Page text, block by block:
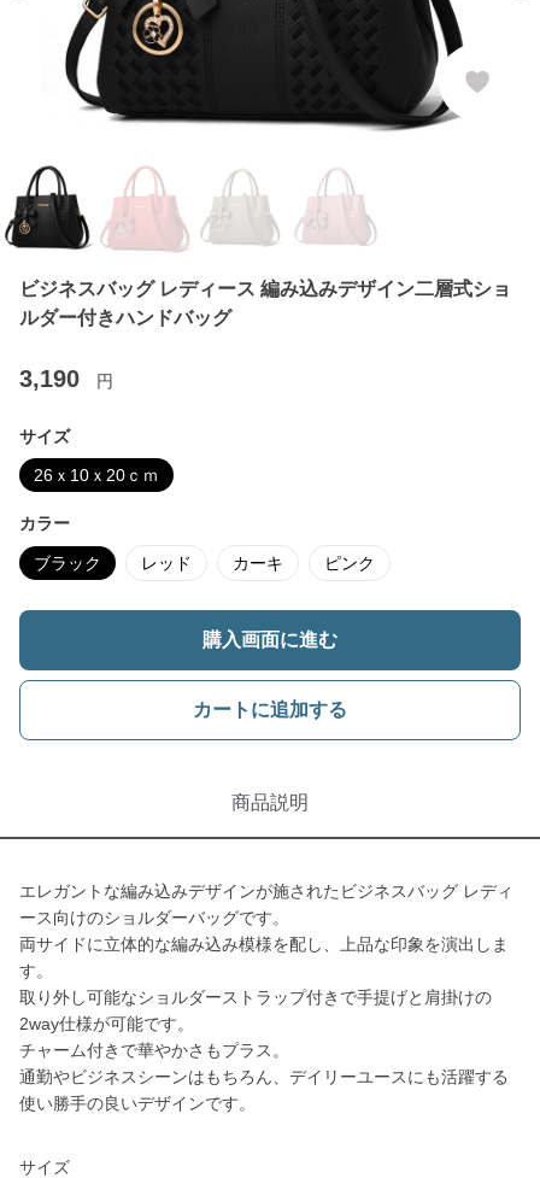
ビジネスバッグ レディース 編み込みデザイン二層式ショ
ルダー付きハンドバッグ
3,190 円
サイズ
26ｘ10ｘ20ｃｍ
カラー
ブラック レッド カーキ ピンク
購入画面に進む
カートに追加する
商品説明
エレガントな編み込みデザインが施されたビジネスバッグ レディ
ース向けのショルダーバッグです。
両サイドに立体的な編み込み模様を配し、上品な印象を演出しま
す。
取り外し可能なショルダーストラップ付きで手提げと肩掛けの
2way仕様が可能です。
チャーム付きで華やかさもプラス。
通勤やビジネスシーンはもちろん、デイリーユースにも活躍する
使い勝手の良いデザインです。
サイズ